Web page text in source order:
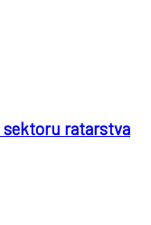
sektoru ratarstva